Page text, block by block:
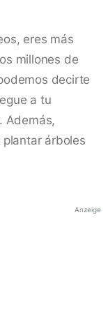
eres más
millones de
decirte
a tu
Además,
árboles
Anzeige